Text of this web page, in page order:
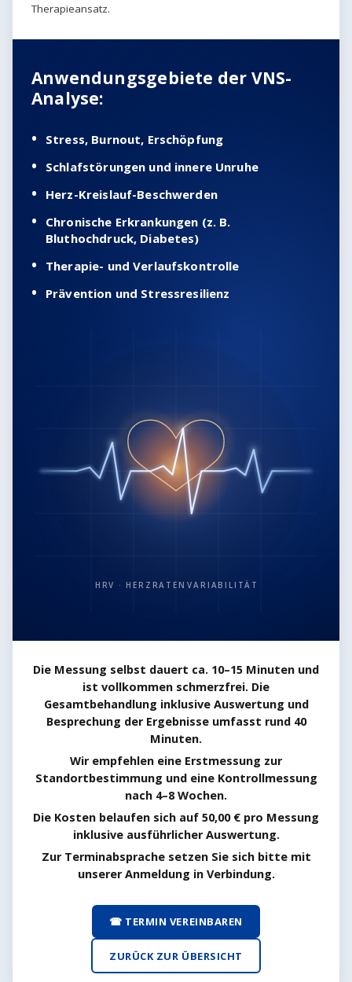
Therapieansatz.
Anwendungsgebiete der VNS-
Analyse:
Stress, Burnout, Erschöpfung
Schlafstörungen und innere Unruhe
Herz-Kreislauf-Beschwerden
Chronische Erkrankungen (z. B.
Bluthochdruck, Diabetes)
Therapie- und Verlaufskontrolle
Prävention und Stressresilienz
HRV · HERZRATEN­VARIABILITÄT
Die Messung selbst dauert ca. 10–15 Minuten und
ist vollkommen schmerzfrei. Die
Gesamtbehandlung inklusive Auswertung und
Besprechung der Ergebnisse umfasst rund 40
Minuten.
Wir empfehlen eine Erstmessung zur
Standortbestimmung und eine Kontrollmessung
nach 4–8 Wochen.
Die Kosten belaufen sich auf 50,00 € pro Messung
inklusive ausführlicher Auswertung.
Zur Terminabsprache setzen Sie sich bitte mit
unserer Anmeldung in Verbindung.
☎ TERMIN VEREINBAREN
ZURÜCK ZUR ÜBERSICHT